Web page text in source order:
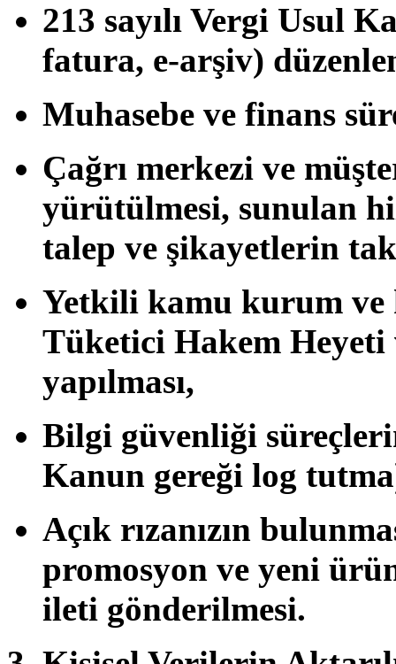
213 sayılı Vergi Usul
fatura, e-arşiv)
Muhasebe ve finans
Çağrı merkezi ve
yürütülmesi, sunulan
talep ve şikayetlerin
Yetkili kamu kurum ve
Tüketici Hakem
yapılması,
Bilgi güvenliği
Kanun gereği log
Açık rızanızın
promosyon ve yeni
ileti gönderilmesi.